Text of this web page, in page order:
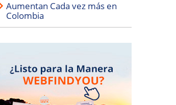
Aumentan Cada vez más en
Colombia